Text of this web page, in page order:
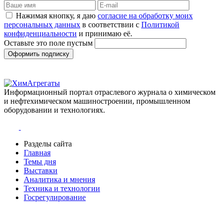
Нажимая кнопку, я даю согласие на обработку моих
персональных данных в соответствии с Политикой
конфиденциальности и принимаю её.
Оставьте это поле пустым
Оформить подписку
Информационный портал отраслевого журнала о химическом
и нефтехимическом машиностроении, промышленном
оборудовании и технологиях.
Разделы сайта
Главная
Темы дня
Выставки
Аналитика и мнения
Техника и технологии
Госрегулирование